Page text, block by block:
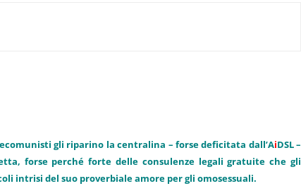
gli riparino la centralina – forse deficitata dall’AiDSL –
forse perché forte delle consulenze legali gratuite che gli
intrisi del suo proverbiale amore per gli omosessuali.